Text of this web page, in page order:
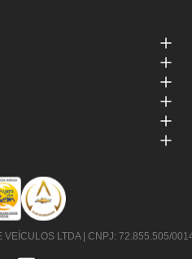
VEÍCULOS LTDA | CNPJ: 72.855.505/